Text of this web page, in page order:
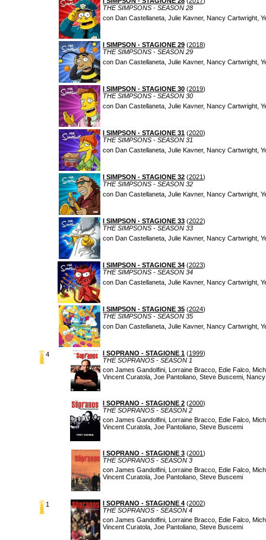
THE SIMPSONS - SEASON 28
con Dan Castellaneta, Julie Kavner, Nancy Cartwright,
I SIMPSON - STAGIONE 29 (2018)
THE SIMPSONS - SEASON 29
con Dan Castellaneta, Julie Kavner, Nancy Cartwright,
I SIMPSON - STAGIONE 30 (2019)
THE SIMPSONS - SEASON 30
con Dan Castellaneta, Julie Kavner, Nancy Cartwright,
I SIMPSON - STAGIONE 31 (2020)
THE SIMPSONS - SEASON 31
con Dan Castellaneta, Julie Kavner, Nancy Cartwright,
I SIMPSON - STAGIONE 32 (2021)
THE SIMPSONS - SEASON 32
con Dan Castellaneta, Julie Kavner, Nancy Cartwright,
I SIMPSON - STAGIONE 33 (2022)
THE SIMPSONS - SEASON 33
con Dan Castellaneta, Julie Kavner, Nancy Cartwright,
I SIMPSON - STAGIONE 34 (2023)
THE SIMPSONS - SEASON 34
con Dan Castellaneta, Julie Kavner, Nancy Cartwright,
I SIMPSON - STAGIONE 35 (2024)
THE SIMPSONS - SEASON 35
con Dan Castellaneta, Julie Kavner, Nancy Cartwright,
4 I SOPRANO - STAGIONE 1 (1999)
THE SOPRANOS - SEASON 1
con James Gandolfini, Lorraine Bracco, Edie Falco,
Vincent Curatola, Joe Pantoliano, Steve Buscemi,
I SOPRANO - STAGIONE 2 (2000)
THE SOPRANOS - SEASON 2
con James Gandolfini, Lorraine Bracco, Edie Falco,
Vincent Curatola, Joe Pantoliano, Steve Buscemi
I SOPRANO - STAGIONE 3 (2001)
THE SOPRANOS - SEASON 3
con James Gandolfini, Lorraine Bracco, Edie Falco,
Vincent Curatola, Joe Pantoliano, Steve Buscemi
1 I SOPRANO - STAGIONE 4 (2002)
THE SOPRANOS - SEASON 4
con James Gandolfini, Lorraine Bracco, Edie Falco,
Vincent Curatola, Joe Pantoliano, Steve Buscemi